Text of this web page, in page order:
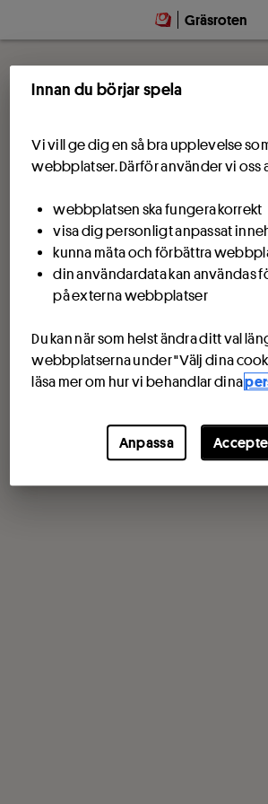
Gräsroten
Innan du börjar spela
Vi vill ge dig en så bra upplevelse
webbplatser. Därför använder vi oss
webbplatsen ska fungera korrekt
visa dig personligt anpassat
kunna mäta och förbättra
din användardata kan användas
på externa webbplatser
Du kan när som helst ändra ditt val
webbplatserna under "Välj dina
läsa mer om hur vi behandlar dina
Anpassa